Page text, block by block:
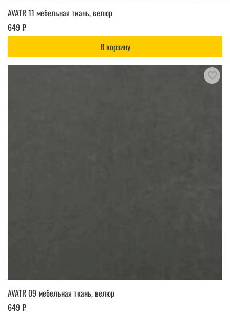
AVATR 11 мебельная ткань, велюр
649 ₽
В корзину
AVATR 09 мебельная ткань, велюр
649 ₽